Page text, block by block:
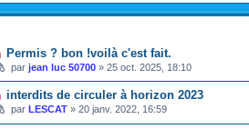
Permis ? bon !voilà c'est fait.
par jean luc 50700 » 25 oct. 2025, 18:10
interdits de circuler à horizon 2023
par LESCAT » 20 janv. 2022, 16:59